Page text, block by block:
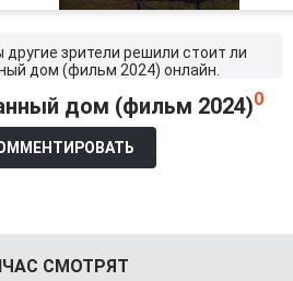
зрители решили стоит ли
дом (фильм 2024) онлайн.
дом (фильм 2024)0
СМОТРЯТ